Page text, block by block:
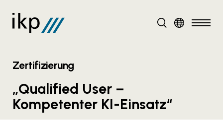
DE
Zertifizierung
„Qualified User –
Kompetenter KI-Einsatz“